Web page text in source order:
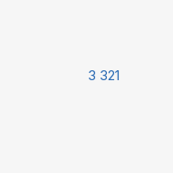
3 321